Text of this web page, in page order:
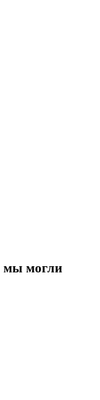
мы могли